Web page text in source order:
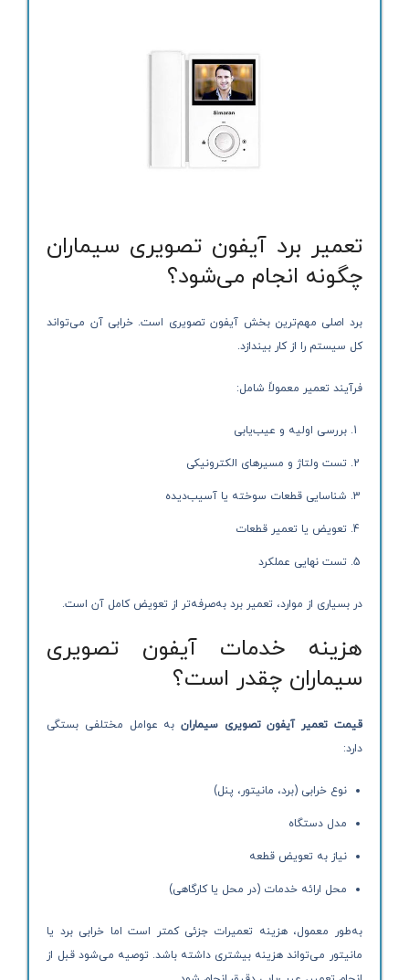
تعمیر برد آیفون تصویری سیماران
چگونه انجام می‌شود؟
برد اصلی مهم‌ترین بخش آیفون تصویری است. خرابی آن می‌تواند
کل سیستم را از کار بیندازد.
فرآیند تعمیر معمولاً شامل:
بررسی اولیه و عیب‌یابی
تست ولتاژ و مسیرهای الکترونیکی
شناسایی قطعات سوخته یا آسیب‌دیده
تعویض یا تعمیر قطعات
تست نهایی عملکرد
در بسیاری از موارد، تعمیر برد به‌صرفه‌تر از تعویض کامل آن است.
هزینه خدمات آیفون تصویری
سیماران چقدر است؟
قیمت تعمیر آیفون تصویری سیماران به عوامل مختلفی بستگی
دارد:
نوع خرابی (برد، مانیتور، پنل)
مدل دستگاه
نیاز به تعویض قطعه
محل ارائه خدمات (در محل یا کارگاهی)
به‌طور معمول، هزینه تعمیرات جزئی کمتر است اما خرابی برد یا
مانیتور می‌تواند هزینه بیشتری داشته باشد. توصیه می‌شود قبل از